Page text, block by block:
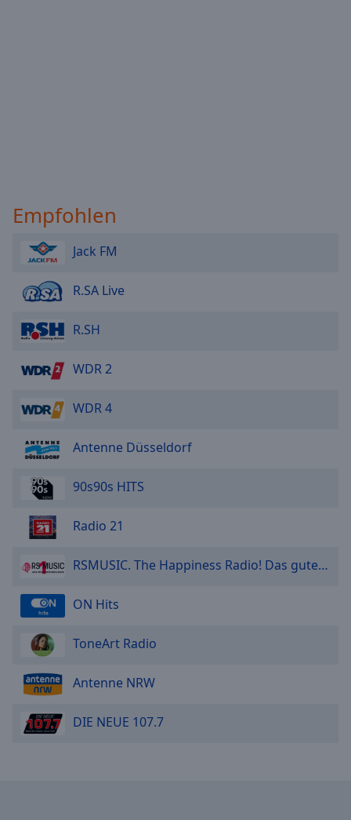
Empfohlen
Jack FM
R.SA Live
R.SH
WDR 2
WDR 4
Antenne Düsseldorf
90s90s HITS
Radio 21
RSMUSIC. The Happiness Radio! Das gute Laune Radio!
ON Hits
ToneArt Radio
Antenne NRW
DIE NEUE 107.7